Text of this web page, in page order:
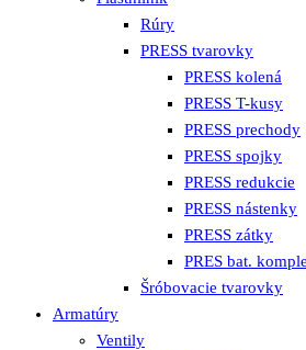
Rúry
PRESS tvarovky
PRESS kolená
PRESS T-kusy
PRESS prechody
PRESS spojky
PRESS redukcie
PRESS nástenky
PRESS zátky
PRES bat.
Šróbovacie tvarovky
Armatúry
Ventily